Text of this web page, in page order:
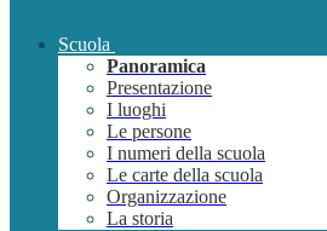
Scuola
Panoramica
Presentazione
I luoghi
Le persone
I numeri della scuola
Le carte della scuola
Organizzazione
La storia